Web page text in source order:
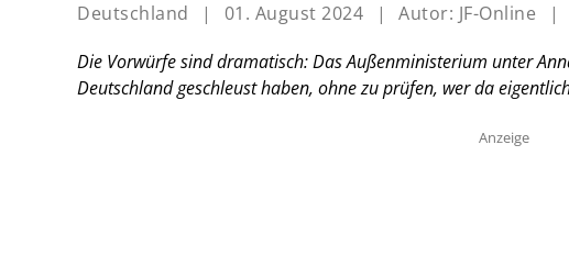
Deutschland | 01. August 2024 | Autor: JF-Online |
Die Vorwürfe sind dramatisch: Das Außenministerium unter
Deutschland geschleust haben, ohne zu prüfen, wer da
Anzeige